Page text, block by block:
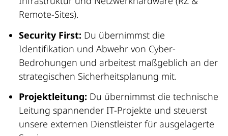
Remote-Sites).
Security First: Du übernimmst die
Identifikation und Abwehr von Cyber-
Bedrohungen und arbeitest maßgeblich an der
strategischen Sicherheitsplanung mit.
Projektleitung: Du übernimmst die technische
Leitung spannender IT-Projekte und steuerst
unsere externen Dienstleister für ausgelagerte